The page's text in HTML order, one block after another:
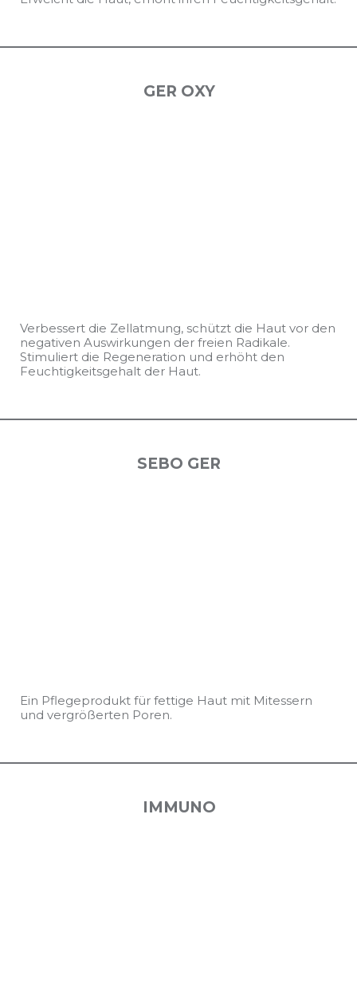
GER OXY
Verbessert die Zellatmung, schützt die Haut vor den
negativen Auswirkungen der freien Radikale.
Stimuliert die Regeneration und erhöht den
Feuchtigkeitsgehalt der Haut.
SEBO GER
Ein Pflegeprodukt für fettige Haut mit Mitessern
und vergrößerten Poren.
IMMUNO